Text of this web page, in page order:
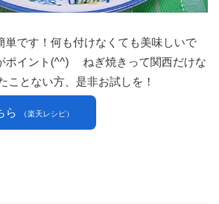
単です！何も付けなくても美味しいで
ポイント(^^) ねぎ焼きって関西だけな
ことない方、是非お試しを！
ら （楽天レシピ）